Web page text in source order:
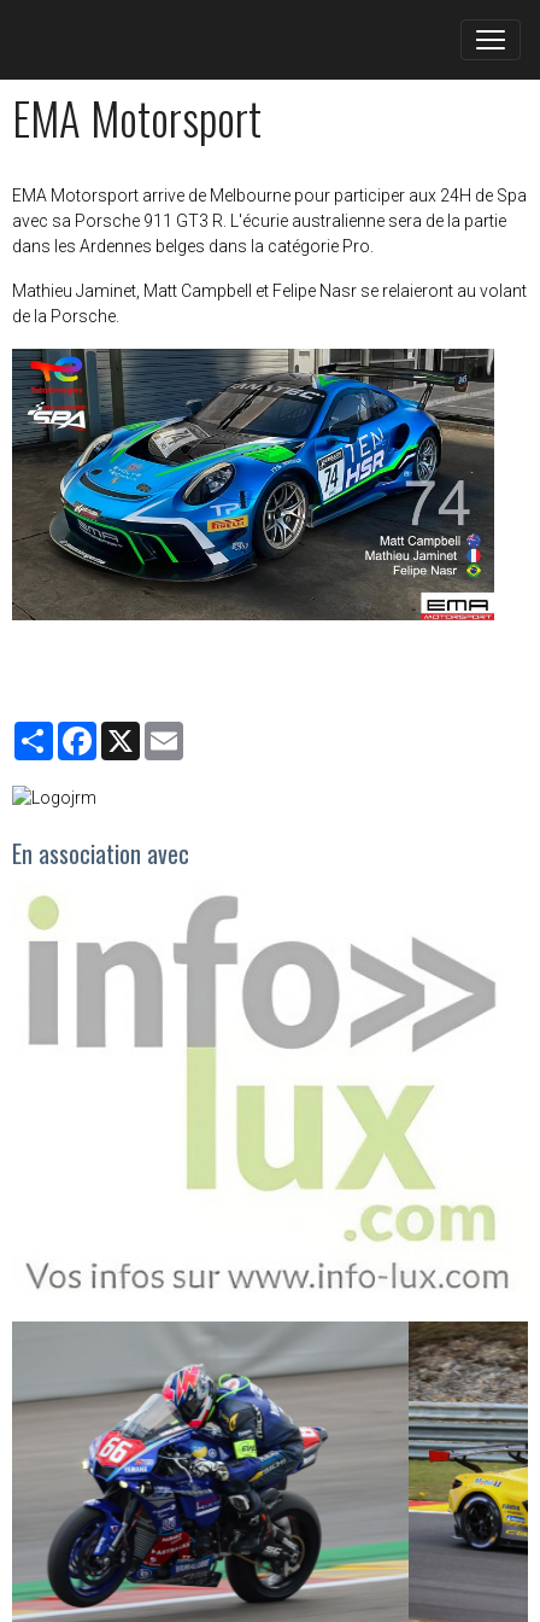
EMA Motorsport
EMA Motorsport arrive de Melbourne pour participer aux 24H de Spa
avec sa Porsche 911 GT3 R. L'écurie australienne sera de la partie
dans les Ardennes belges dans la catégorie Pro.
Mathieu Jaminet, Matt Campbell et Felipe Nasr se relaieront au volant
de la Porsche.
PartagerFacebook
X
En association avec